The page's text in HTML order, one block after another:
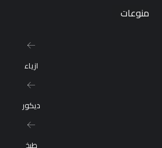
منوعات
ازياء
ديكور
طبخ